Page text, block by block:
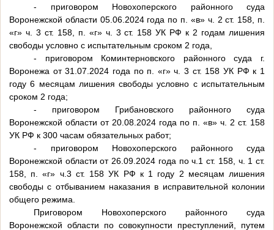
- приговором Новохоперского районного суда
Воронежской области 05.06.2024 года по п. «в» ч. 2 ст. 158, п.
«г» ч. 3 ст. 158, п. «г» ч. 3 ст. 158 УК РФ к 2 годам лишения
свободы условно с испытательным сроком 2 года,
- приговором Коминтерновского районного суда г.
Воронежа от 31.07.2024 года по п. «г» ч. 3 ст. 158 УК РФ к 1
году 6 месяцам лишения свободы условно с испытательным
сроком 2 года;
- приговором Грибановского районного суда
Воронежской области от 20.08.2024 года по п. «в» ч. 2 ст. 158
УК РФ к 300 часам обязательных работ;
- приговором Новохоперского районного суда
Воронежской области от 26.09.2024 года по ч.1 ст. 158, ч. 1 ст.
158, п. «г» ч.3 ст. 158 УК РФ к 1 году 2 месяцам лишения
свободы с отбыванием наказания в исправительной колонии
общего режима.
Приговором Новохоперского районного суда
Воронежской области по совокупности преступлений, путем